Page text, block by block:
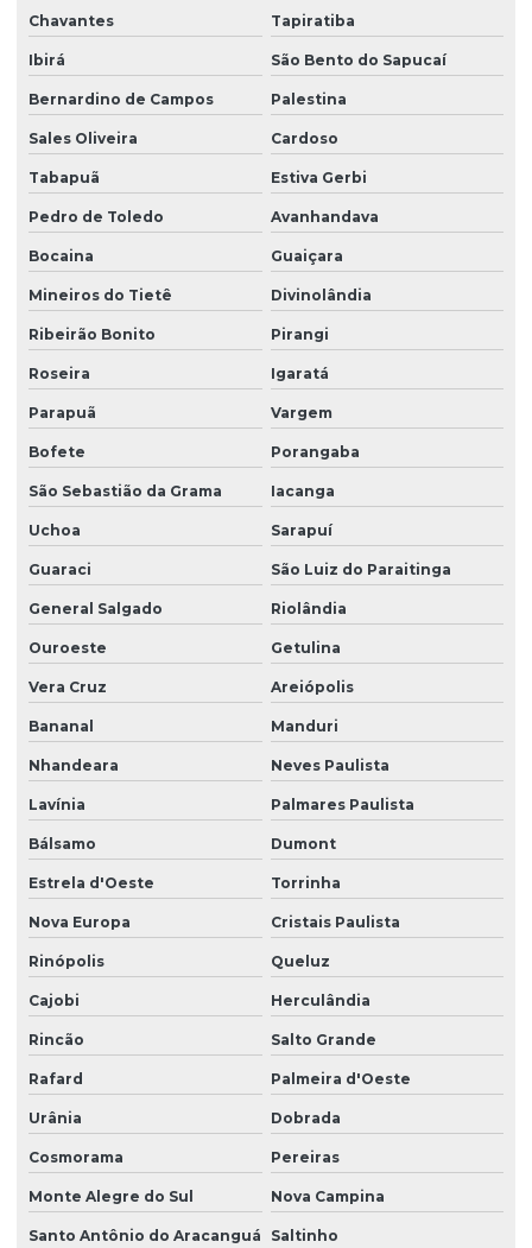
Chavantes Tapiratiba
Ibirá São Bento do Sapucaí
Bernardino de Campos Palestina
Sales Oliveira Cardoso
Tabapuã Estiva Gerbi
Pedro de Toledo Avanhandava
Bocaina Guaiçara
Mineiros do Tietê Divinolândia
Ribeirão Bonito Pirangi
Roseira Igaratá
Parapuã Vargem
Bofete Porangaba
São Sebastião da Grama Iacanga
Uchoa Sarapuí
Guaraci São Luiz do Paraitinga
General Salgado Riolândia
Ouroeste Getulina
Vera Cruz Areiópolis
Bananal Manduri
Nhandeara Neves Paulista
Lavínia Palmares Paulista
Bálsamo Dumont
Estrela d'Oeste Torrinha
Nova Europa Cristais Paulista
Rinópolis Queluz
Cajobi Herculândia
Rincão Salto Grande
Rafard Palmeira d'Oeste
Urânia Dobrada
Cosmorama Pereiras
Monte Alegre do Sul Nova Campina
Santo Antônio do Aracanguá Saltinho